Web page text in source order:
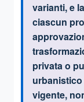
varianti, e la
ciascun
privata o
vigente,